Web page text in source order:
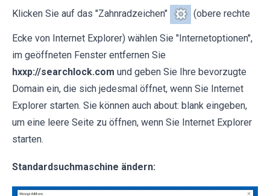
Klicken Sie auf das "Zahnradzeichen" (obere rechte
Ecke von Internet Explorer) wählen Sie "Internetoptionen",
im geöffneten Fenster entfernen Sie
hxxp://searchlock.com und geben Sie Ihre bevorzugte
Domain ein, die sich jedesmal öffnet, wenn Sie Internet
Explorer starten. Sie können auch about: blank eingeben,
um eine leere Seite zu öffnen, wenn Sie Internet Explorer
starten.
Standardsuchmaschine ändern: